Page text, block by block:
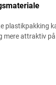
plastikpakking
mere attraktiv